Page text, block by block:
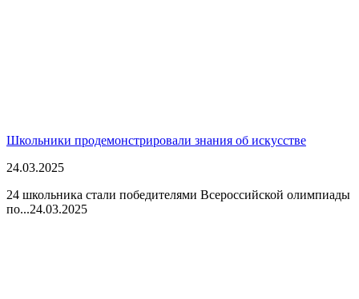
Школьники продемонстрировали знания об искусстве
24.03.2025
24 школьника стали победителями Всероссийской олимпиады
по...24.03.2025